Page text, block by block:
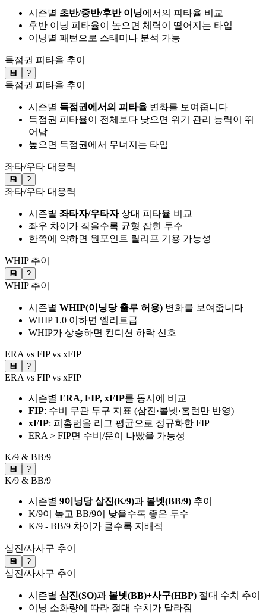
시즌별 초반/중반/후반 이닝에서의 피타율 비교
후반 이닝 피타율이 높으면 체력이 떨어지는 타입
이닝별 패턴으로 스태미나 분석 가능
득점권 피타율 추이
💾 ?
득점권 피타율 추이
시즌별 득점권에서의 피타율 변화를 보여줍니다
득점권 피타율이 전체보다 낮으면 위기 관리 능력이 뛰
어남
높으면 득점권에서 무너지는 타입
좌타/우타 대응력
💾 ?
좌타/우타 대응력
시즌별 좌타자/우타자상대 피타율 비교
좌우 차이가 작을수록 균형 잡힌 투수
한쪽에 약하면 원포인트 릴리프 기용 가능성
WHIP 추이
💾 ?
WHIP 추이
시즌별 WHIP(이닝당 출루 허용) 변화를 보여줍니다
WHIP 1.0 이하면 엘리트급
WHIP가 상승하면 컨디션 하락 신호
ERA vs FIP vs xFIP
💾 ?
ERA vs FIP vs xFIP
시즌별 ERA, FIP, xFIP를 동시에 비교
FIP: 수비 무관 투구 지표 (삼진·볼넷·홈런만 반영)
xFIP: 피홈런을 리그 평균으로 정규화한 FIP
ERA > FIP면 수비/운이 나빴을 가능성
K/9 & BB/9
💾 ?
K/9 & BB/9
시즌별 9이닝당 삼진(K/9)과 볼넷(BB/9) 추이
K/9이 높고 BB/9이 낮을수록 좋은 투수
K/9 - BB/9 차이가 클수록 지배적
삼진/사사구 추이
💾 ?
삼진/사사구 추이
시즌별 삼진(SO)과 볼넷(BB)+사구(HBP) 절대 수치 추이
이닝 소화량에 따라 절대 수치가 달라짐